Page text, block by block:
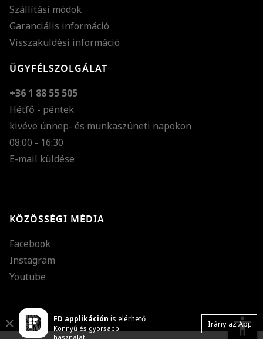
Szállítási módok
Garanciális információ
Visszaküldési információ
ÜGYFÉLSZOLGÁLAT
+36 1 88 55 505
Hétfő - péntek
kivéve ünnep- és munkaszüneti napokon
08:00 - 16:30
E-mail küldése
KÖZÖSSÉGI MÉDIA
Facebook
Instagram
Youtube
FD applikáción is elérhető
Könnyű és gyorsabb
használat
Irány az App
Close accessibility
Nagy kurzor